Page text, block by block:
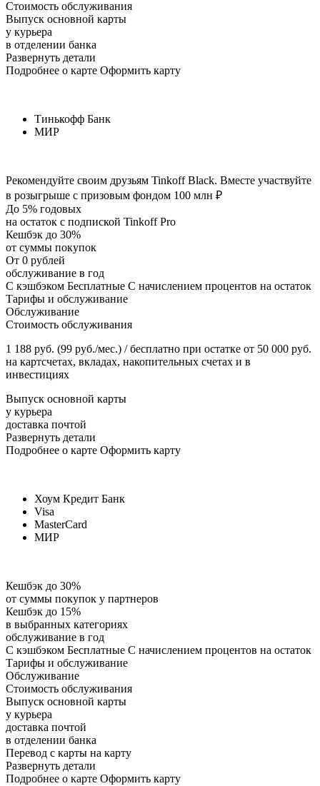
Стоимость обслуживания
Выпуск основной карты
у курьера
в отделении банка
Развернуть детали
Подробнее о карте Оформить карту
Тинькофф Банк
МИР
Рекомендуйте своим друзьям Tinkoff Black. Вместе участвуйте
в розыгрыше с призовым фондом 100 млн ₽
До 5% годовых
на остаток с подпиской Tinkoff Pro
Кешбэк до 30%
от суммы покупок
От 0 рублей
обслуживание в год
С кэшбэком Бесплатные С начислением процентов на остаток
Тарифы и обслуживание
Обслуживание
Стоимость обслуживания
1 188 руб. (99 руб./мес.) / бесплатно при остатке от 50 000 руб.
на картсчетах, вкладах, накопительных счетах и в
инвестициях
Выпуск основной карты
у курьера
доставка почтой
Развернуть детали
Подробнее о карте Оформить карту
Хоум Кредит Банк
Visa
MasterCard
МИР
Кешбэк до 30%
от суммы покупок у партнеров
Кешбэк до 15%
в выбранных категориях
обслуживание в год
С кэшбэком Бесплатные С начислением процентов на остаток
Тарифы и обслуживание
Обслуживание
Стоимость обслуживания
Выпуск основной карты
у курьера
доставка почтой
в отделении банка
Перевод с карты на карту
Развернуть детали
Подробнее о карте Оформить карту